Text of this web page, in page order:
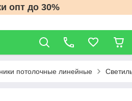
опт до 30%
потолочные линейные